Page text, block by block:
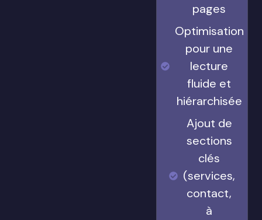
pages
Optimisation
pour une
lecture
fluide et
hiérarchisée
Ajout de
sections
clés
(services,
contact,
à